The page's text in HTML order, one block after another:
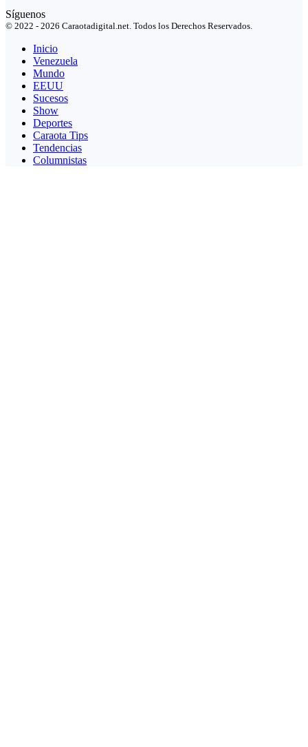
Síguenos
© 2022 - 2026 Caraotadigital.net. Todos los Derechos Reservados.
Inicio
Venezuela
Mundo
EEUU
Sucesos
Show
Deportes
Caraota Tips
Tendencias
Columnistas